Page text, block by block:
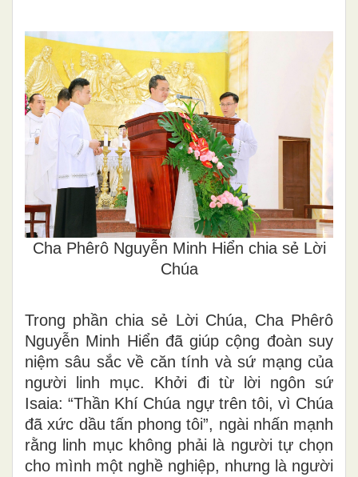
Cha Phêrô Nguyễn Minh Hiển chia sẻ Lời
Chúa
Trong phần chia sẻ Lời Chúa, Cha Phêrô
Nguyễn Minh Hiển đã giúp cộng đoàn suy
niệm sâu sắc về căn tính và sứ mạng của
người linh mục. Khởi đi từ lời ngôn sứ
Isaia: “Thần Khí Chúa ngự trên tôi, vì Chúa
đã xức dầu tấn phong tôi”, ngài nhấn mạnh
rằng linh mục không phải là người tự chọn
cho mình một nghề nghiệp, nhưng là người